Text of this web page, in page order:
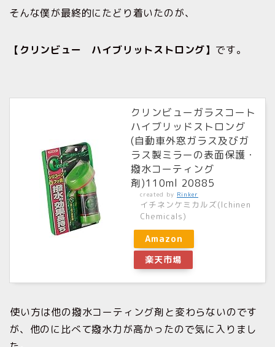
そんな僕が最終的にたどり着いたのが、
【クリンビュー ハイブリットストロング】 です。
クリンビューガラスコート
ハイブリッドストロング
(自動車外窓ガラス及びガ
ラス製ミラーの表面保護・
撥水コーティング
剤)110ml 20885
created by Rinker
イチネンケミカルズ(Ichinen
Chemicals)
Amazon
楽天市場
使い方は他の撥水コーティング剤と変わらないのです
が、 他のに比べて撥水力が高かったので気に入りまし